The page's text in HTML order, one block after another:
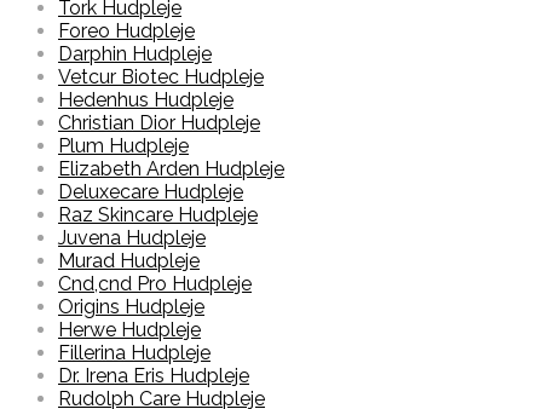
Tork Hudpleje
Foreo Hudpleje
Darphin Hudpleje
Vetcur Biotec Hudpleje
Hedenhus Hudpleje
Christian Dior Hudpleje
Plum Hudpleje
Elizabeth Arden Hudpleje
Deluxecare Hudpleje
Raz Skincare Hudpleje
Juvena Hudpleje
Murad Hudpleje
Cnd,cnd Pro Hudpleje
Origins Hudpleje
Herwe Hudpleje
Fillerina Hudpleje
Dr. Irena Eris Hudpleje
Rudolph Care Hudpleje